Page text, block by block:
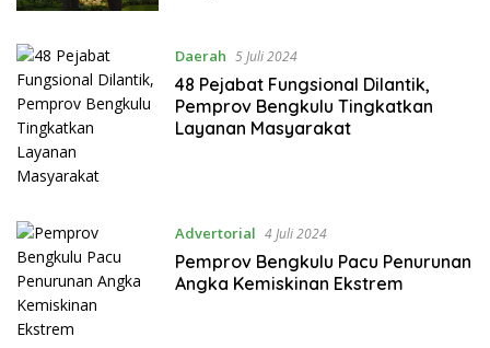
Daerah 5 Juli 2024
48 Pejabat Fungsional Dilantik,
Pemprov Bengkulu Tingkatkan
Layanan Masyarakat
Advertorial 4 Juli 2024
Pemprov Bengkulu Pacu Penurunan
Angka Kemiskinan Ekstrem